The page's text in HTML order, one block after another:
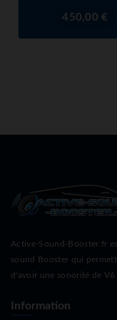
Prix
450,00 €
Active-Sound-Booster.fr
sound Booster qui
d'avoir une sonorité de V6
Information